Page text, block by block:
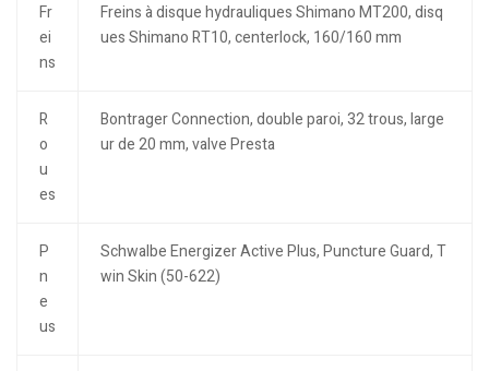
Fr
ei
ns
Freins à disque hydrauliques Shimano MT200, disq
ues Shimano RT10, centerlock, 160/160 mm
R
o
u
es
Bontrager Connection, double paroi, 32 trous, large
ur de 20 mm, valve Presta
P
n
e
us
Schwalbe Energizer Active Plus, Puncture Guard, T
win Skin (50-622)